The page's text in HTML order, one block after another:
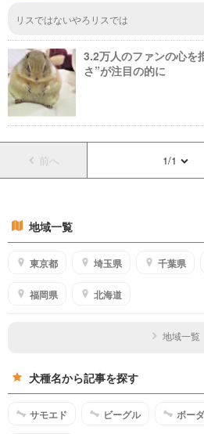
リスではないやろリスでは
3.2万人のファンの心を
さ”が注目の的に
前へ 1/1
地域一覧
東京都 埼玉県 千葉県
福岡県 北海道
地域一覧
犬種名から記事を探す
サモエド ビーグル ボー